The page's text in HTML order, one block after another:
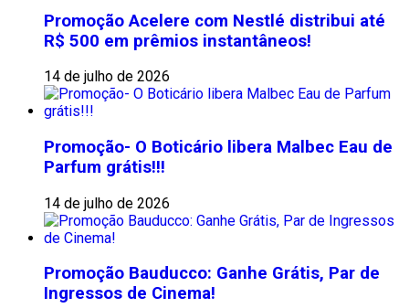
Promoção Acelere com Nestlé distribui até
R$ 500 em prêmios instantâneos!
14 de julho de 2026
Promoção- O Boticário libera Malbec Eau de
Parfum grátis!!!
14 de julho de 2026
Promoção Bauducco: Ganhe Grátis, Par de
Ingressos de Cinema!